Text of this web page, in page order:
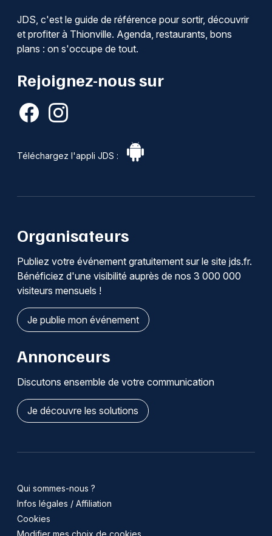
JDS, c'est le guide de référence pour sortir, découvrir
et profiter à Thionville. Agenda, restaurants, bons
plans : on s'occupe de tout.
Rejoignez-nous sur
Téléchargez l'appli JDS :
Organisateurs
Publiez votre événement gratuitement sur le site jds.fr.
Bénéficiez d'une visibilité auprès de nos 3 000 000
visiteurs mensuels !
Je publie mon événement
Annonceurs
Discutons ensemble de votre communication
Je découvre les solutions
Qui sommes-nous ?
Infos légales / Affiliation
Cookies